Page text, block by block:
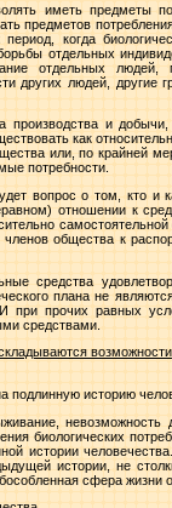
иметь предметы
предметов
когда
отдельных
отдельных людей,
других людей, другие
производства и
как
или, по крайней
потребности.
вопрос о том, кто и
отношении к
общества к
средства
плана не
при прочих равных
средствами.
возможности
подлинную историю
невозможность
биологических
истории
истории, не
сфера жизни